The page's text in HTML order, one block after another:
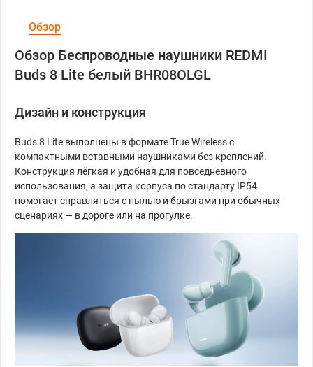
Обзор
Обзор Беспроводные наушники REDMI
Buds 8 Lite белый BHR08OLGL
Дизайн и конструкция
Buds 8 Lite выполнены в формате True Wireless с
компактными вставными наушниками без креплений.
Конструкция лёгкая и удобная для повседневного
использования, а защита корпуса по стандарту IP54
помогает справляться с пылью и брызгами при обычных
сценариях — в дороге или на прогулке.